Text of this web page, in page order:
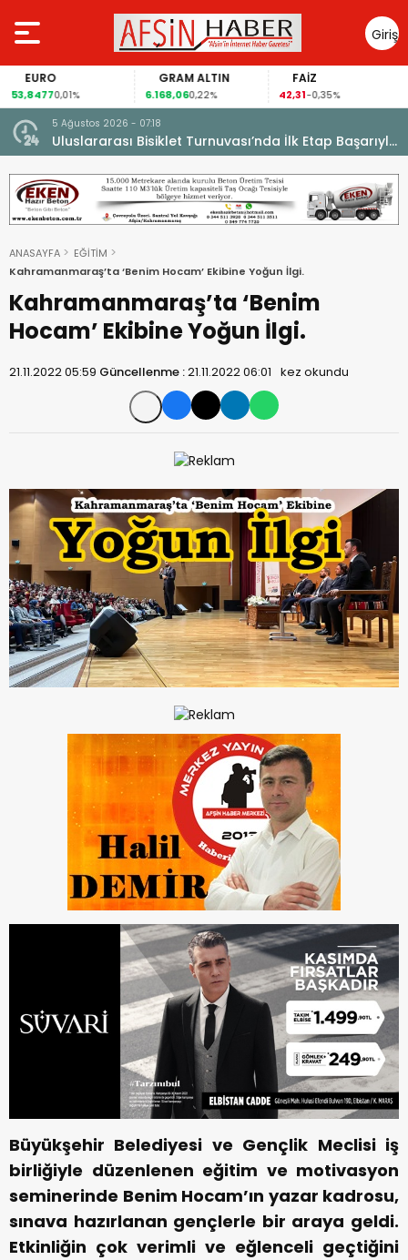
Giriş
Yap
EURO
53,84770,01%
GRAM ALTIN
6.168,060,22%
FAİZ
42,31-0,35%
5 Ağustos 2026 - 07:18
Uluslararası Bisiklet Turnuvası’nda İlk Etap Başarıyla
Tamamlandı.
ANASAYFA
EĞİTİM
Kahramanmaraş’ta ‘Benim Hocam’ Ekibine Yoğun İlgi.
Kahramanmaraş’ta ‘Benim
Hocam’ Ekibine Yoğun İlgi.
21.11.2022 05:59 Güncellenme :21.11.2022 06:01 kez okundu
Büyükşehir Belediyesi ve Gençlik Meclisi iş
birliğiyle düzenlenen eğitim ve motivasyon
seminerinde Benim Hocam’ın yazar kadrosu,
sınava hazırlanan gençlerle bir araya geldi.
Etkinliğin çok verimli ve eğlenceli geçtiğini